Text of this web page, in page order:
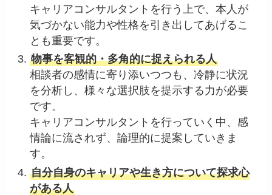
キャリアコンサルタントを行う上で、本人が
気づかない能力や性格を引き出してあげるこ
とも重要です。
物事を客観的・多角的に捉えられる人
相談者の感情に寄り添いつつも、冷静に状況
を分析し、様々な選択肢を提示する力が必要
です。
キャリアコンサルタントを行っていく中、感
情論に流されず、論理的に提案していきま
す。
自分自身のキャリアや生き方について探求心
がある人